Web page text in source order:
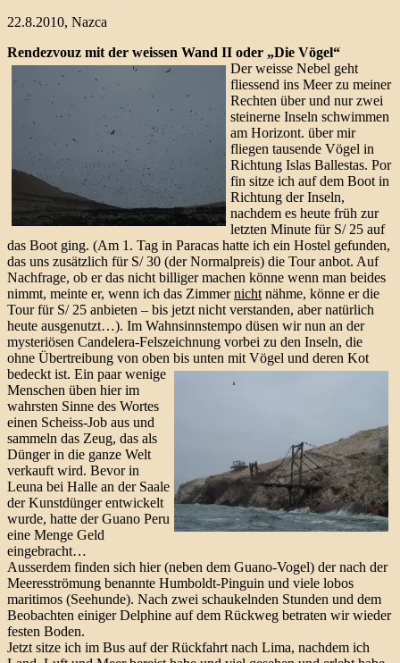
22.8.2010, Nazca
Rendezvouz mit der weissen Wand II oder „Die Vögel“
Der weisse Nebel geht
fliessend ins Meer zu meiner
Rechten über und nur zwei
steinerne Inseln schwimmen
am Horizont. über mir
fliegen tausende Vögel in
Richtung Islas Ballestas. Por
fin sitze ich auf dem Boot in
Richtung der Inseln,
nachdem es heute früh zur
letzten Minute für S/ 25 auf
das Boot ging. (Am 1. Tag in Paracas hatte ich ein Hostel gefunden,
das uns zusätzlich für S/ 30 (der Normalpreis) die Tour anbot. Auf
Nachfrage, ob er das nicht billiger machen könne wenn man beides
nimmt, meinte er, wenn ich das Zimmernicht nähme, könne er die
Tour für S/ 25 anbieten – bis jetzt nicht verstanden, aber natürlich
heute ausgenutzt…). Im Wahnsinnstempo düsen wir nun an der
mysteriösen Candelera-Felszeichnung vorbei zu den Inseln, die
ohne Übertreibung von oben bis unten mit Vögel und deren Kot
bedeckt ist. Ein paar wenige
Menschen üben hier im
wahrsten Sinne des Wortes
einen Scheiss-Job aus und
sammeln das Zeug, das als
Dünger in die ganze Welt
verkauft wird. Bevor in
Leuna bei Halle an der Saale
der Kunstdünger entwickelt
wurde, hatte der Guano Peru
eine Menge Geld
eingebracht…
Ausserdem finden sich hier (neben dem Guano-Vogel) der nach der
Meeresströmung benannte Humboldt-Pinguin und viele lobos
maritimos (Seehunde). Nach zwei schaukelnden Stunden und dem
Beobachten einiger Delphine auf dem Rückweg betraten wir wieder
festen Boden.
Jetzt sitze ich im Bus auf der Rückfahrt nach Lima, nachdem ich